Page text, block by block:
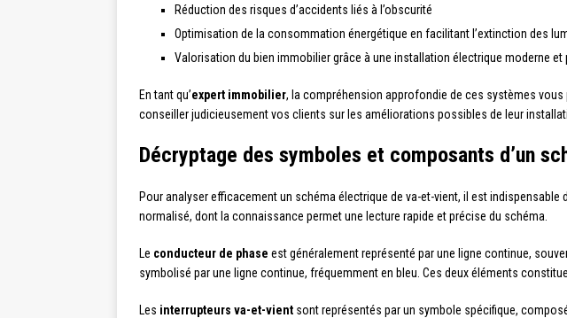
Réduction des risques d’accidents liés à l’obscurité
Optimisation de la consommation énergétique en facilitant l’extinction des
Valorisation du bien immobilier grâce à une installation électrique moderne et
En tant qu’expert immobilier, la compréhension approfondie de ces systèmes
conseiller judicieusement vos clients sur les améliorations possibles de leur
Décryptage des symboles et composants d’un
Pour analyser efficacement un schéma électrique de va-et-vient, il est
normalisé, dont la connaissance permet une lecture rapide et précise du schéma.
Le conducteur de phase est généralement représenté par une ligne continue,
symbolisé par une ligne continue, fréquemment en bleu. Ces deux éléments
Les interrupteurs va-et-vient sont représentés par un symbole spécifique,